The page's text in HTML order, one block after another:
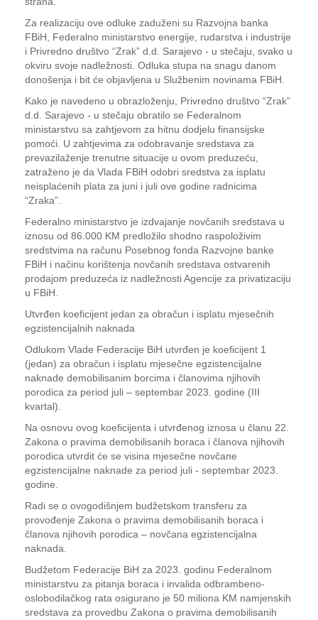
Za realizaciju ove odluke zaduženi su Razvojna banka
FBiH, Federalno ministarstvo energije, rudarstva i industrije
i Privredno društvo “Zrak” d.d. Sarajevo - u stečaju, svako u
okviru svoje nadležnosti. Odluka stupa na snagu danom
donošenja i bit će objavljena u Službenim novinama FBiH.
Kako je navedeno u obrazloženju, Privredno društvo “Zrak”
d.d. Sarajevo - u stečaju obratilo se Federalnom
ministarstvu sa zahtjevom za hitnu dodjelu finansijske
pomoći. U zahtjevima za odobravanje sredstava za
prevazilaženje trenutne situacije u ovom preduzeću,
zatraženo je da Vlada FBiH odobri sredstva za isplatu
neisplaćenih plata za juni i juli ove godine radnicima
“Zraka”.
Federalno ministarstvo je izdvajanje novčanih sredstava u
iznosu od 86.000 KM predložilo shodno raspoloživim
sredstvima na računu Posebnog fonda Razvojne banke
FBiH i načinu korištenja novčanih sredstava ostvarenih
prodajom preduzeća iz nadležnosti Agencije za privatizaciju
u FBiH.
Utvrđen koeficijent jedan za obračun i isplatu mjesečnih
egzistencijalnih naknada
Odlukom Vlade Federacije BiH utvrđen je koeficijent 1
(jedan) za obračun i isplatu mjesečne egzistencijalne
naknade demobilisanim borcima i članovima njihovih
porodica za period juli – septembar 2023. godine (III
kvartal).
Na osnovu ovog koeficijenta i utvrđenog iznosa u članu 22.
Zakona o pravima demobilisanih boraca i članova njihovih
porodica utvrdit će se visina mjesečne novčane
egzistencijalne naknade za period juli - septembar 2023.
godine.
Radi se o ovogodišnjem budžetskom transferu za
provođenje Zakona o pravima demobilisanih boraca i
članova njihovih porodica – novčana egzistencijalna
naknada.
Budžetom Federacije BiH za 2023. godinu Federalnom
ministarstvu za pitanja boraca i invalida odbrambeno-
oslobodilačkog rata osigurano je 50 miliona KM namjenskih
sredstava za provedbu Zakona o pravima demobilisanih